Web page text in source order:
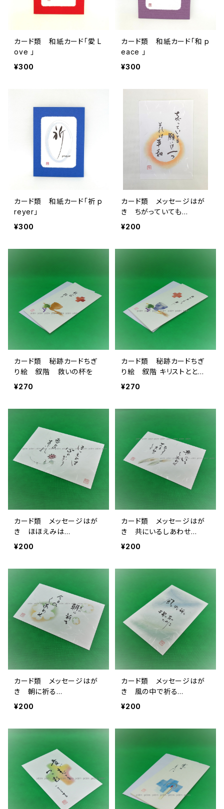
カード類 和紙カード「愛 L
ove 」
¥300
カード類 和紙カード「和 p
eace 」
¥300
カード類 和紙カード「祈 p
reyer」
¥300
カード類 メッセージはが
き ちがっていても…
¥200
カード類 秘跡カードちぎ
り絵 叙階 救いの杯を
¥270
カード類 秘跡カードちぎ
り絵 叙階 キリストととも
に
¥270
カード類 メッセージはが
き ほほえみは…
¥200
カード類 メッセージはが
き 共にいるしあわせ…
¥200
カード類 メッセージはが
き 朝に祈る…
¥200
カード類 メッセージはが
き 風の中で祈る…
¥200